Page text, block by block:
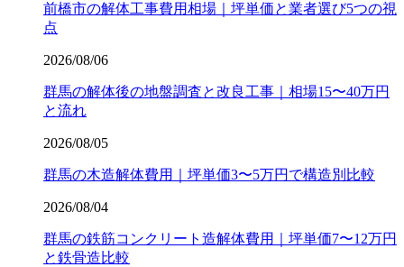
前橋市の解体工事費用相場｜坪単価と業者選び5つの視
点
2026/08/06
群馬の解体後の地盤調査と改良工事｜相場15〜40万円
と流れ
2026/08/05
群馬の木造解体費用｜坪単価3〜5万円で構造別比較
2026/08/04
群馬の鉄筋コンクリート造解体費用｜坪単価7〜12万円
と鉄骨造比較